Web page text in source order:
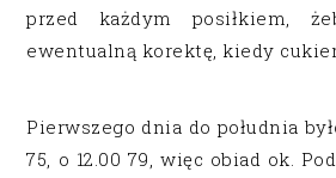
przed każdym posiłkiem,
ewentualną korektę, kiedy
Pierwszego dnia do południa
75, o 12.00 79, więc obiad ok.